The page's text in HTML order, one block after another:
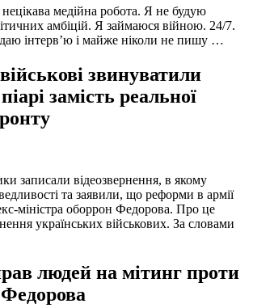
медійна робота. Я не будую
амбіцій. Я займаюся війною. 24/7.
інтерв’ю і майже ніколи не пишу …
звинуватили
замість реальної
записали відеозвернення, в якому
та заявили, що реформи в армії
екс-міністра оборрон Федорова. Про це
українських військових. За словами
людей на мітинг проти